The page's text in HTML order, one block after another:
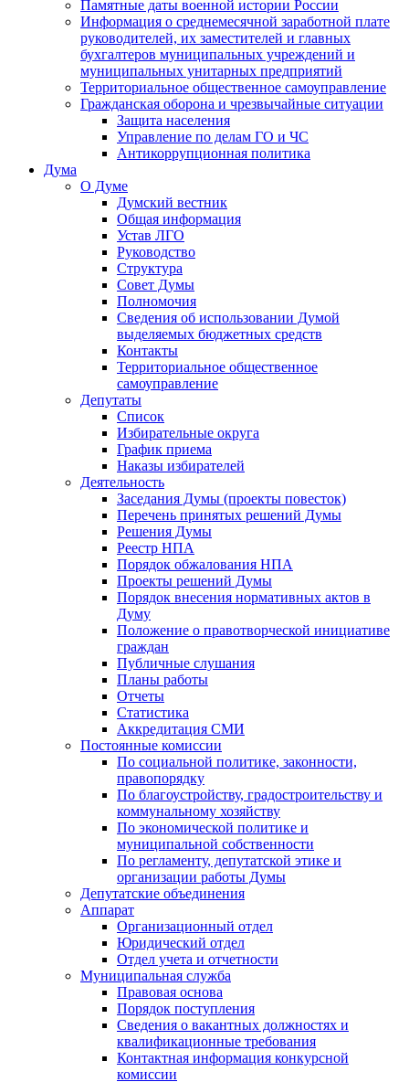
Памятные даты военной истории России
Информация о среднемесячной заработной плате
руководителей, их заместителей и главных
бухгалтеров муниципальных учреждений и
муниципальных унитарных предприятий
Территориальное общественное самоуправление
Гражданская оборона и чрезвычайные ситуации
Защита населения
Управление по делам ГО и ЧС
Антикоррупционная политика
Дума
О Думе
Думский вестник
Общая информация
Устав ЛГО
Руководство
Структура
Совет Думы
Полномочия
Сведения об использовании Думой
выделяемых бюджетных средств
Контакты
Территориальное общественное
самоуправление
Депутаты
Список
Избирательные округа
График приема
Наказы избирателей
Деятельность
Заседания Думы (проекты повесток)
Перечень принятых решений Думы
Решения Думы
Реестр НПА
Порядок обжалования НПА
Проекты решений Думы
Порядок внесения нормативных актов в
Думу
Положение о правотворческой инициативе
граждан
Публичные слушания
Планы работы
Отчеты
Статистика
Аккредитация СМИ
Постоянные комиссии
По социальной политике, законности,
правопорядку
По благоустройству, градостроительству и
коммунальному хозяйству
По экономической политике и
муниципальной собственности
По регламенту, депутатской этике и
организации работы Думы
Депутатские объединения
Аппарат
Организационный отдел
Юридический отдел
Отдел учета и отчетности
Муниципальная служба
Правовая основа
Порядок поступления
Сведения о вакантных должностях и
квалификационные требования
Контактная информация конкурсной
комиссии